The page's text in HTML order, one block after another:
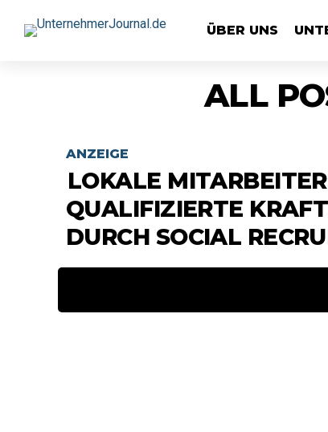
ÜBER UNS
ALL
ANZEIGE
LOKALE
QUALIFIZIERTE
DURCH SOCIAL